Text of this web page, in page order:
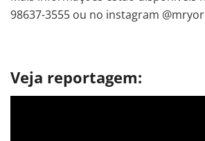
98637-3555 ou no instagram
Veja reportagem: